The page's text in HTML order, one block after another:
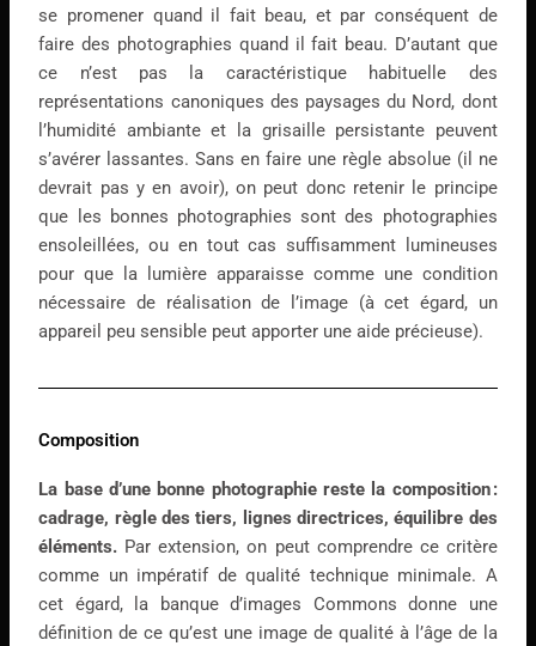
se promener quand il fait beau, et par conséquent de
faire des photographies quand il fait beau. D’autant que
ce n’est pas la caractéristique habituelle des
représentations canoniques des paysages du Nord, dont
l’humidité ambiante et la grisaille persistante peuvent
s’avérer lassantes. Sans en faire une règle absolue (il ne
devrait pas y en avoir), on peut donc retenir le principe
que les bonnes photographies sont des photographies
ensoleillées, ou en tout cas suffisamment lumineuses
pour que la lumière apparaisse comme une condition
nécessaire de réalisation de l’image (à cet égard, un
appareil peu sensible peut apporter une aide précieuse).
Composition
La base d’une bonne photographie reste la composition :
cadrage, règle des tiers, lignes directrices, équilibre des
éléments. Par extension, on peut comprendre ce critère
comme un impératif de qualité technique minimale. A
cet égard, la banque d’images Commons donne une
définition de ce qu’est une image de qualité à l’âge de la